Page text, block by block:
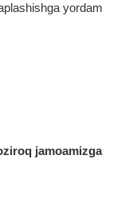
yordam
jamoamizga